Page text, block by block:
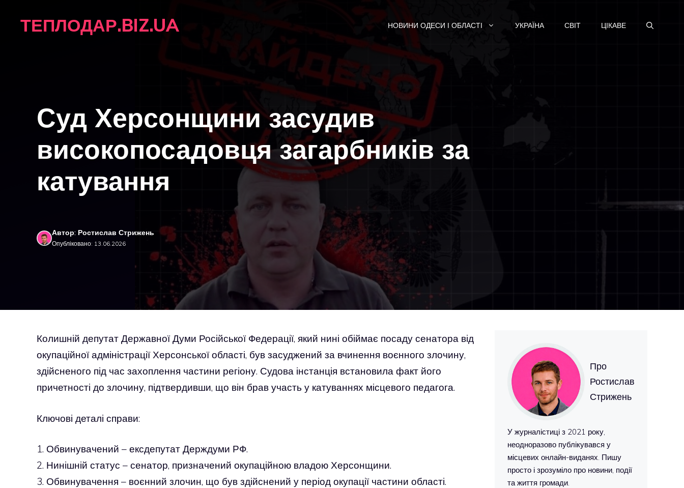
ТЕПЛОДАР.BIZ.UA НОВИНИ ОДЕСИ І ОБЛАСТІ УКРАЇНА СВІТ ЦІКАВЕ
Суд Херсонщини засудив
високопосадовця загарбників за
катування
Автор: Ростислав Стрижень
Опубліковано: 13.06.2026
Колишній депутат Державної Думи Російської Федерації, який нині обіймає посаду сенатора від
окупаційної адміністрації Херсонської області, був засуджений за вчинення воєнного злочину,
здійсненого під час захоплення частини регіону. Судова інстанція встановила факт його
причетності до злочину, підтвердивши, що він брав участь у катуваннях місцевого педагога.
Ключові деталі справи:
1. Обвинувачений – ексдепутат Держдуми РФ.
2. Нинішній статус – сенатор, призначений окупаційною владою Херсонщини.
3. Обвинувачення – воєнний злочин, що був здійснений у період окупації частини області.
Про
Ростислав
Стрижень
У журналістиці з 2021 року,
неодноразово публікувався у
місцевих онлайн-виданях. Пишу
просто і зрозуміло про новини, події
та життя громади.